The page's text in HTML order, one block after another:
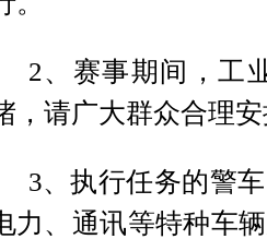
2、赛事期间，工
，请广大群众合理
3、执行任务的警
力、通讯等特种车